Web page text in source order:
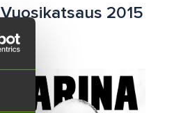
Vuosikatsaus 2015